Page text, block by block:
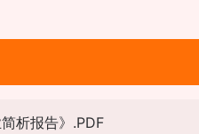
析报告》.PDF